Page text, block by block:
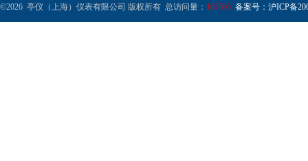
©2026 亭仪（上海）仪表有限公司 版权所有 总访问量： 167695 备案号：沪ICP备